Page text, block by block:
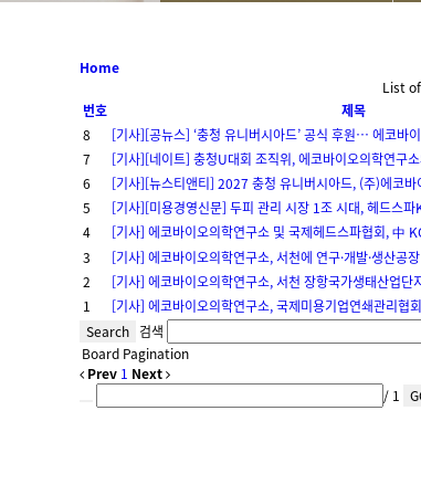
Home
List
번호
제목
8
[기사][공뉴스] ‘충청 유니버시아드’ 공식 후원… 에코바
7
[기사][네이트] 충청U대회 조직위, 에코바이오의학연구
6
[기사][뉴스티앤티] 2027 충청 유니버시아드, (주)에코바
5
[기사][미용경영신문] 두피 관리 시장 1조 시대, 헤드스파
4
[기사] 에코바이오의학연구소 및 국제헤드스파협회, 中
3
[기사] 에코바이오의학연구소, 서천에 연구·개발·생산공
2
[기사] 에코바이오의학연구소, 서천 장항국가생태산업단
1
[기사] 에코바이오의학연구소, 국제미용기업연쇄관리협
Search 검색
Board Pagination
Prev 1 Next
/ 1